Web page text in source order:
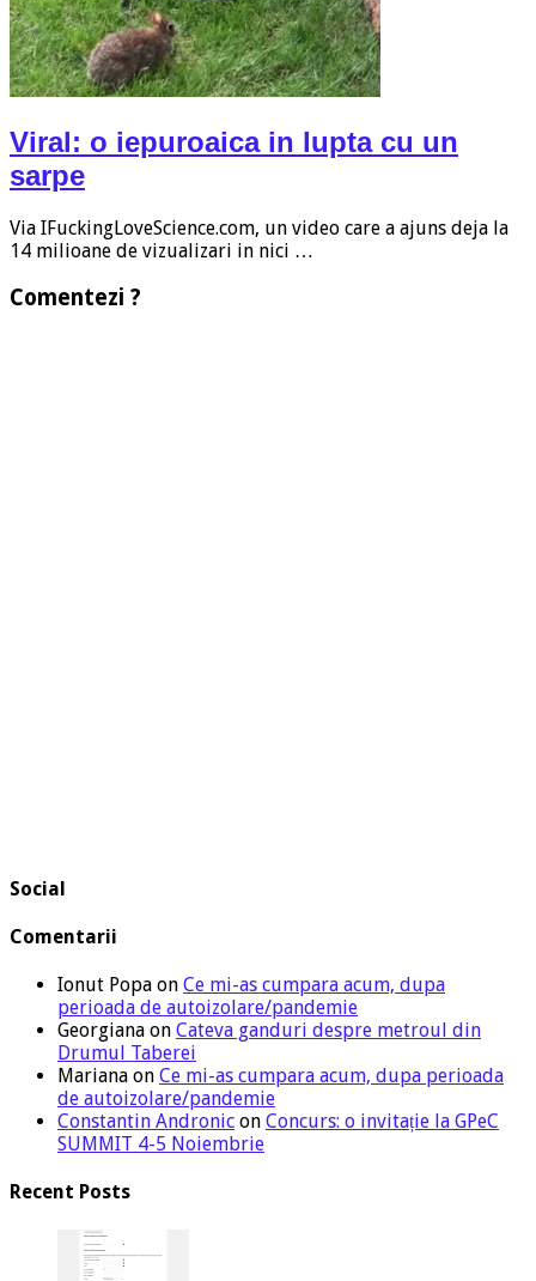
Viral: o iepuroaica in lupta cu un
sarpe
Via IFuckingLoveScience.com, un video care a ajuns deja la
14 milioane de vizualizari in nici …
Comentezi ?
Social
Comentarii
Ionut Popa on Ce mi-as cumpara acum, dupa
perioada de autoizolare/pandemie
Georgiana on Cateva ganduri despre metroul din
Drumul Taberei
Mariana on Ce mi-as cumpara acum, dupa perioada
de autoizolare/pandemie
Constantin Andronic on Concurs: o invitație la GPeC
SUMMIT 4-5 Noiembrie
Recent Posts